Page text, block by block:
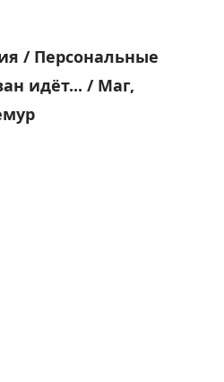
/ Персональные
идёт... / Маг,